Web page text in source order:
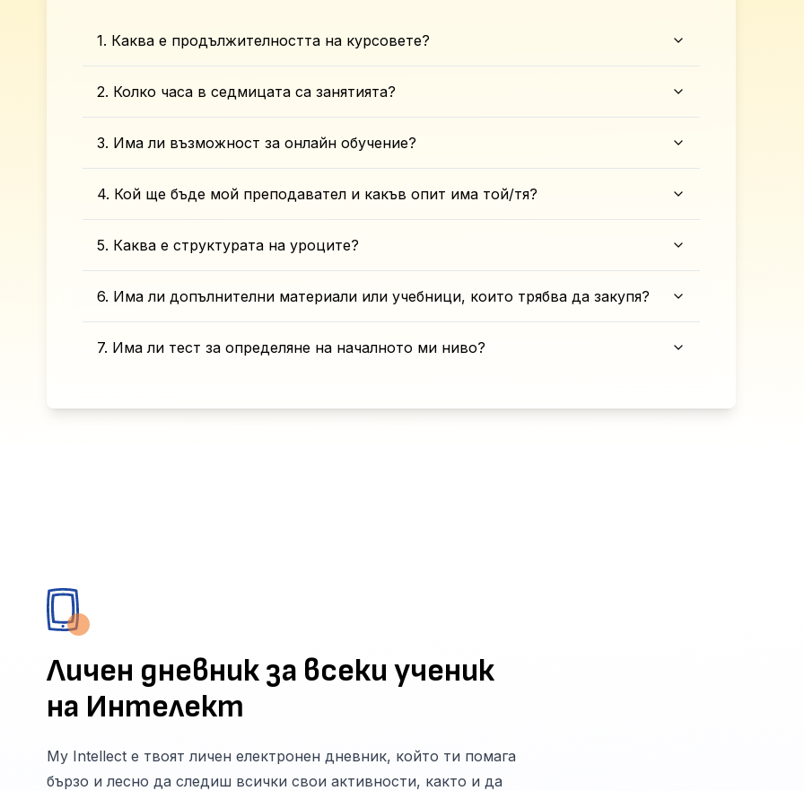
1. Каква е продължителността на курсовете?
2. Колко часа в седмицата са занятията?
3. Има ли възможност за онлайн обучение?
4. Кой ще бъде мой преподавател и какъв опит има той/тя?
5. Каква е структурата на уроците?
6. Има ли допълнителни материали или учебници, които трябва да закупя?
7. Има ли тест за определяне на началното ми ниво?
Личен дневник за всеки ученик
на Интелект
My Intellect е твоят личен електронен дневник, който ти помага
бързо и лесно да следиш всички свои активности, както и да